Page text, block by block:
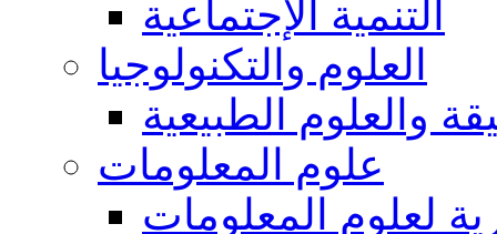
التنمية الإجتماعية
العلوم والتكنولوجيا
والعلوم الطبيعية
علوم المعلومات
لعلوم المعلومات